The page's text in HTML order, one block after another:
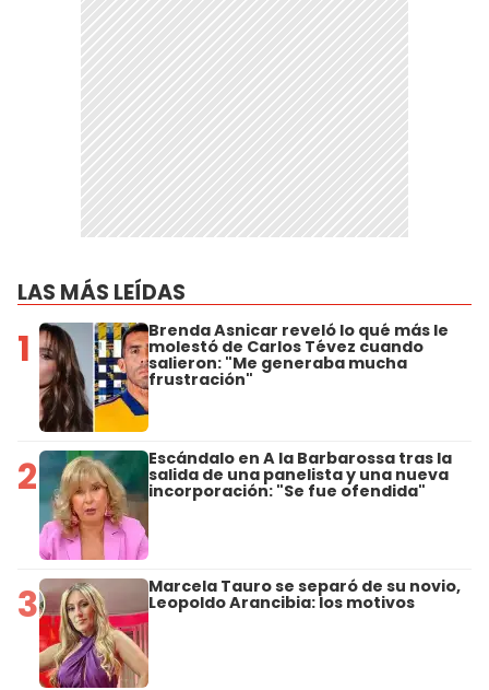
LAS MÁS LEÍDAS
1 Brenda Asnicar reveló lo qué más le
molestó de Carlos Tévez cuando
salieron: "Me generaba mucha
frustración"
2 Escándalo en A la Barbarossa tras la
salida de una panelista y una nueva
incorporación: "Se fue ofendida"
3 Marcela Tauro se separó de su novio,
Leopoldo Arancibia: los motivos